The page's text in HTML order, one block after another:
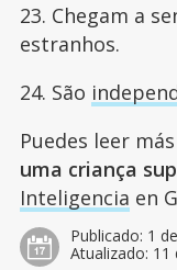
23. Chegam a
estranhos.
24. São
Puedes leer
uma criança
Inteligencia en
Publicado: 1
Atualizado: 11